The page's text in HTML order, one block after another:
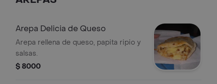
Arepa Delicia de Queso
Arepa rellena de queso, papita ripio y
salsas.
$ 8000